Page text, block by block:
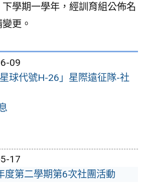
學期一學年，經訓育組公佈名
更。
09
星球代號H-26」星際遠征隊-社
17
度第二學期第6次社團活動